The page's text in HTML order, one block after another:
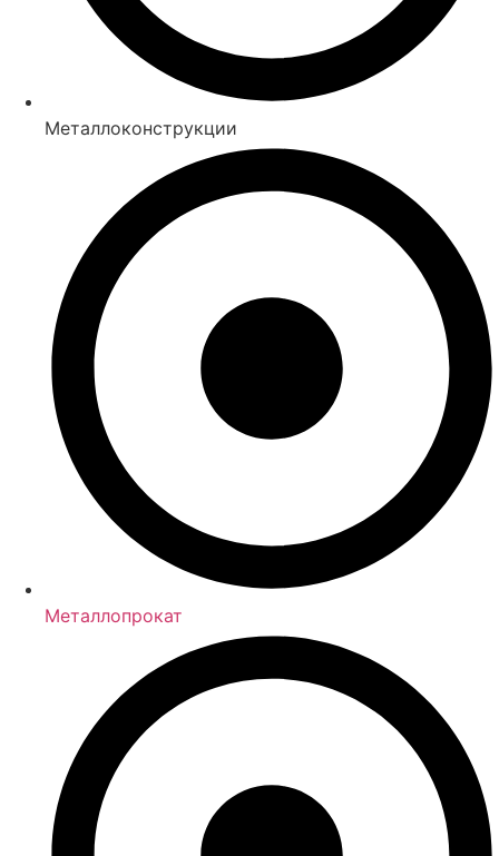
Металлоконструкции
Металлопрокат